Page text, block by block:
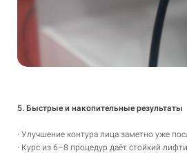
5. Быстрые и накопительные результаты
· Улучшение контура лица заметно уже
· Курс из 6–8 процедур даёт стойкий